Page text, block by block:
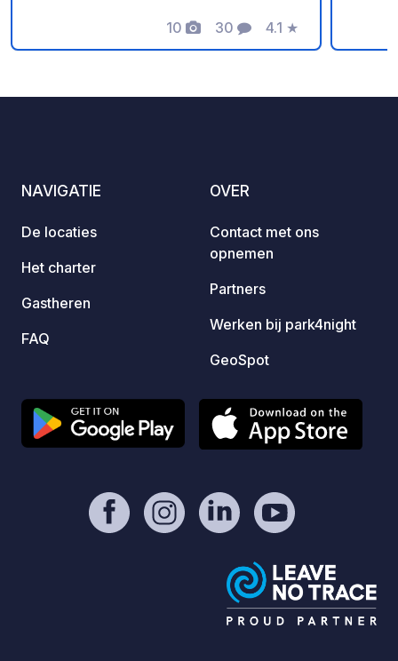
10
Foto's
30
Commentaren
4.1
Beoordeling
★
NAVIGATIE
De locaties
Het charter
Gastheren
FAQ
OVER
Contact met ons
opnemen
Partners
Werken bij park4night
GeoSpot